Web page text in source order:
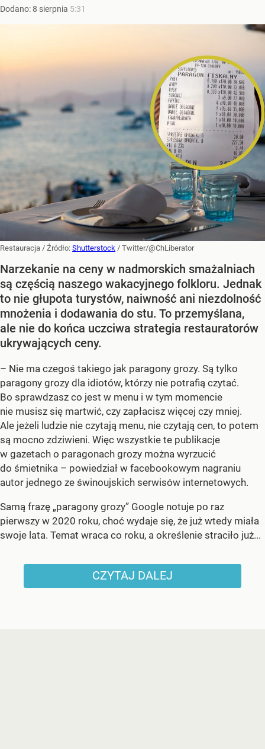
Dodano:8 sierpnia 5:31
Restauracja / Źródło: Shutterstock / Twitter/@ChLiberator
Narzekanie na ceny w nadmorskich smażalniach
są częścią naszego wakacyjnego folkloru. Jednak
to nie głupota turystów, naiwność ani niezdolność
mnożenia i dodawania do stu. To przemyślana,
ale nie do końca uczciwa strategia restauratorów
ukrywających ceny.
– Nie ma czegoś takiego jak paragony grozy. Są tylko
paragony grozy dla idiotów, którzy nie potrafią czytać.
Bo sprawdzasz co jest w menu i w tym momencie
nie musisz się martwić, czy zapłacisz więcej czy mniej.
Ale jeżeli ludzie nie czytają menu, nie czytają cen, to potem
są mocno zdziwieni. Więc wszystkie te publikacje
w gazetach o paragonach grozy można wyrzucić
do śmietnika – powiedział w facebookowym nagraniu
autor jednego ze świnoujskich serwisów internetowych.
Samą frazę „paragony grozy” Google notuje po raz
pierwszy w 2020 roku, choć wydaje się, że już wtedy miała
swoje lata. Temat wraca co roku, a określenie straciło już...
CZYTAJ DALEJ